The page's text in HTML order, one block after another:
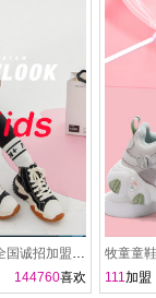
红蜻蜓童鞋，面向全国诚招加盟商！
144760喜欢
牧童童
111加盟